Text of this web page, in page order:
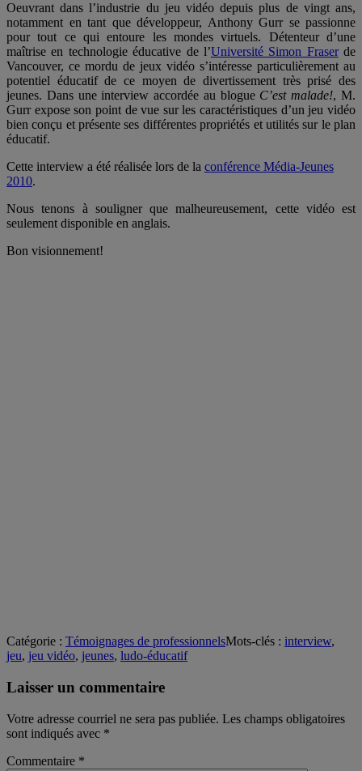
Oeuvrant dans l’industrie du jeu vidéo depuis plus de vingt ans,
notamment en tant que développeur, Anthony Gurr se passionne
pour tout ce qui entoure les mondes virtuels. Détenteur d’une
maîtrise en technologie éducative de l’Université Simon Fraserde
Vancouver, ce mordu de jeux vidéo s’intéresse particulièrement au
potentiel éducatif de ce moyen de divertissement très prisé des
jeunes. Dans une interview accordée au blogue C’est malade!, M.
Gurr expose son point de vue sur les caractéristiques d’un jeu vidéo
bien conçu et présente ses différentes propriétés et utilités sur le plan
éducatif.
Cette interview a été réalisée lors de la conférence Média-Jeunes
2010.
Nous tenons à souligner que malheureusement, cette vidéo est
seulement disponible en anglais.
Bon visionnement!
Catégorie : Témoignages de professionnelsMots-clés : interview,
jeu, jeu vidéo, jeunes, ludo-éducatif
Laisser un commentaire
Votre adresse courriel ne sera pas publiée. Les champs obligatoires
sont indiqués avec *
Commentaire *